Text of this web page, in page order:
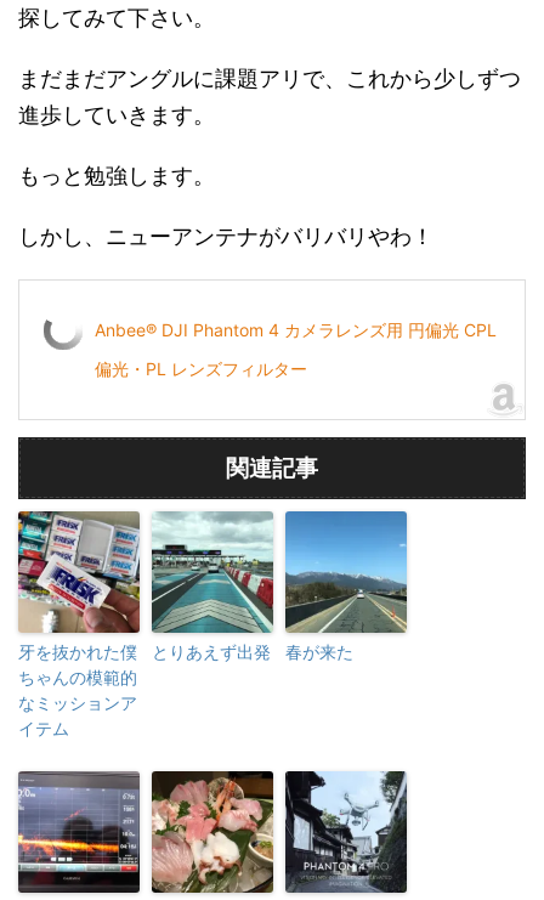
探してみて下さい。
まだまだアングルに課題アリで、これから少しずつ
進歩していきます。
もっと勉強します。
しかし、ニューアンテナがバリバリやわ！
Anbee® DJI Phantom 4 カメラレンズ用 円偏光 CPL
偏光・PL レンズフィルター
関連記事
牙を抜かれた僕
ちゃんの模範的
なミッションア
イテム
とりあえず出発 春が来た